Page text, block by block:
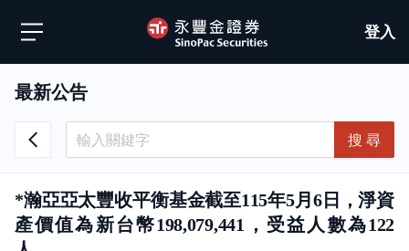
登入
最新公告
搜 尋
*瀚亞亞太豐收平衡基金截至115年5月6日，淨資
產價值為新台幣198,079,441，受益人數為122